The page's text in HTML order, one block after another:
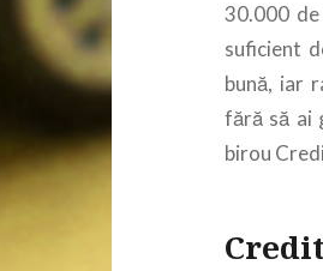
30.000
suficient
bună, iar
fără să ai
birou